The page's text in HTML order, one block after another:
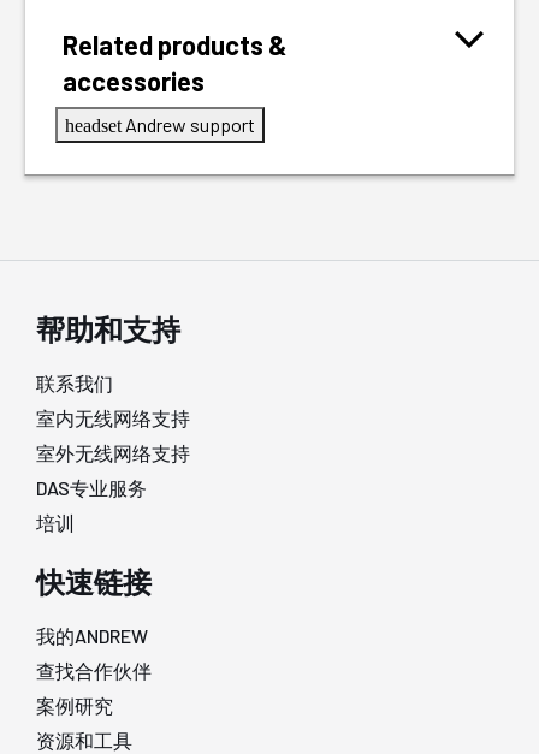
Related products &
accessories
headset Andrew support
帮助和支持
联系我们
室内无线网络支持
室外无线网络支持
DAS专业服务
培训
快速链接
我的ANDREW
查找合作伙伴
案例研究
资源和工具